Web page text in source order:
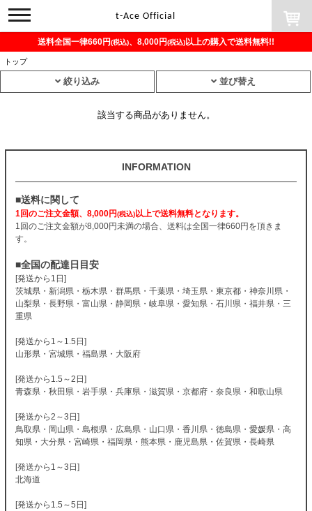
toggle
navigation
t-Ace Official
送料全国一律660円(税込)、8,000円(税込)以上の購入で送料無料!!
トップ
絞り込み 並び替え
該当する商品がありません。
INFORMATION
■送料に関して
1回のご注文金額、8,000円(税込)以上で送料無料となります。
1回のご注文金額が8,000円未満の場合、送料は全国一律660円を頂きま
す。
■全国の配達日目安
[発送から1日]
茨城県・新潟県・栃木県・群馬県・千葉県・埼玉県・東京都・神奈川県・
山梨県・長野県・富山県・静岡県・岐阜県・愛知県・石川県・福井県・三
重県
[発送から1～1.5日]
山形県・宮城県・福島県・大阪府
[発送から1.5～2日]
青森県・秋田県・岩手県・兵庫県・滋賀県・京都府・奈良県・和歌山県
[発送から2～3日]
鳥取県・岡山県・島根県・広島県・山口県・香川県・徳島県・愛媛県・高
知県・大分県・宮崎県・福岡県・熊本県・鹿児島県・佐賀県・長崎県
[発送から1～3日]
北海道
[発送から1.5～5日]